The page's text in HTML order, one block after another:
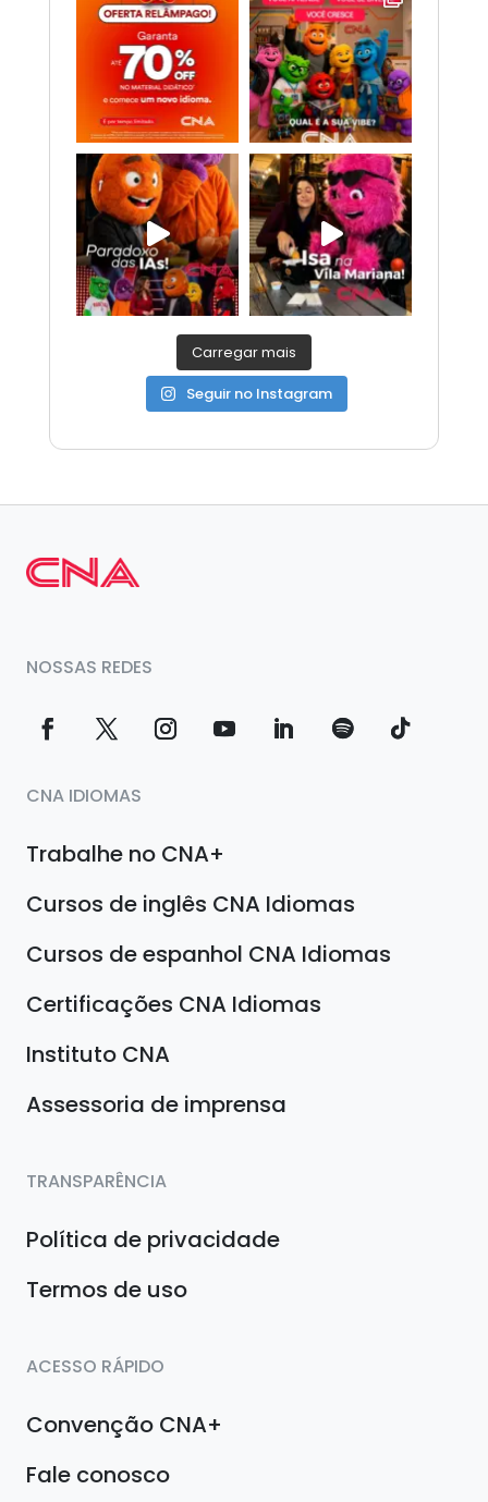
Carregar mais
Seguir no Instagram
NOSSAS REDES
CNA IDIOMAS
Trabalhe no CNA+
Cursos de inglês CNA Idiomas
Cursos de espanhol CNA Idiomas
Certificações CNA Idiomas
Instituto CNA
Assessoria de imprensa
TRANSPARÊNCIA
Política de privacidade
Termos de uso
ACESSO RÁPIDO
Convenção CNA+
Fale conosco